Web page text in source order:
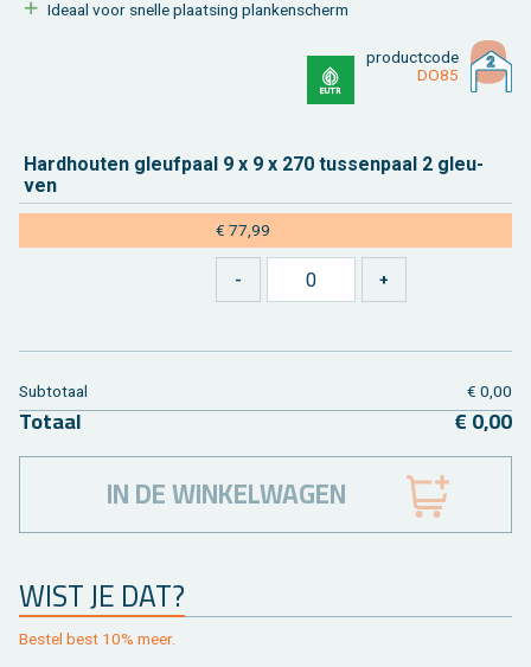
Ide­aal voor snel­le plaat­sing plan­ken­scherm
product­code
DO85
Hard­hou­ten gleuf­paal 9 x 9 x 270 tus­sen­paal 2 gleu­
ven
€ 77,99
WIST JE DAT?
Be­stel best 10% meer.
Sub­to­taal € 0,00
To­taal € 0,00
IN DE WINKELWAGEN